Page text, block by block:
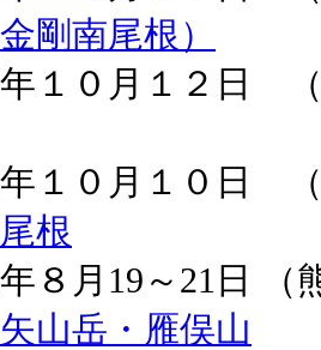
剛南尾根）
年１０月１２日
年１０月１０日
根
年８月19～21日
山岳・雁俣山